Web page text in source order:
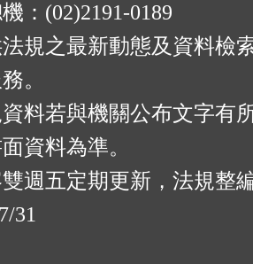
：(02)2191-0189
規之最新動態及資料檢
。
料若與機關公布文字有
資料為準。
週五定期更新，法規整
31